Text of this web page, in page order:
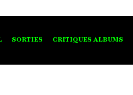
SORTIES CRITIQUES ALBUMS